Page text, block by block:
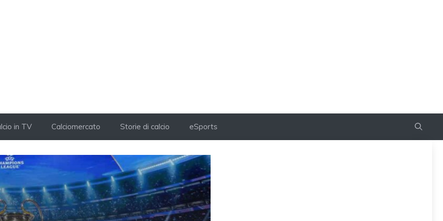
in TV Calciomercato Storie di calcio eSports